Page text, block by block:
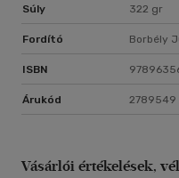
Súly 322 gr
Fordító Borbély
ISBN
Árukód 2789549
Vásárlói értékelések,